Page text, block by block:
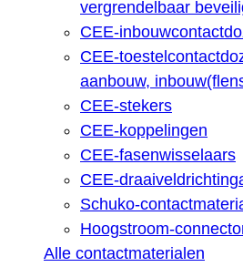
vergrendelbaar
CEE-
CEE-
aanbouw,
CEE-stekers
CEE-koppelingen
CEE-fasenwisselaars
CEE-
Schuko-
Hoogstroom-
Alle contactmaterialen